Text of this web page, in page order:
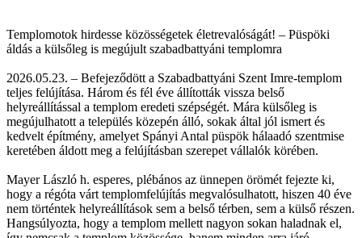
Templomotok hirdesse közösségetek életrevalóságát! – Püspöki
áldás a külsőleg is megújult szabadbattyáni templomra
2026.05.23. – Befejeződött a Szabadbattyáni Szent Imre-templom
teljes felújítása. Három és fél éve állították vissza belső
helyreállítással a templom eredeti szépségét. Mára külsőleg is
megújulhatott a település közepén álló, sokak által jól ismert és
kedvelt építmény, amelyet Spányi Antal püspök hálaadó szentmise
keretében áldott meg a felújításban szerepet vállalók körében.
Mayer László h. esperes, plébános az ünnepen örömét fejezte ki,
hogy a régóta várt templomfelújítás megvalósulhatott, hiszen 40 éve
nem történtek helyreállítások sem a belső térben, sem a külső részen.
Hangsúlyozta, hogy a templom mellett nagyon sokan haladnak el,